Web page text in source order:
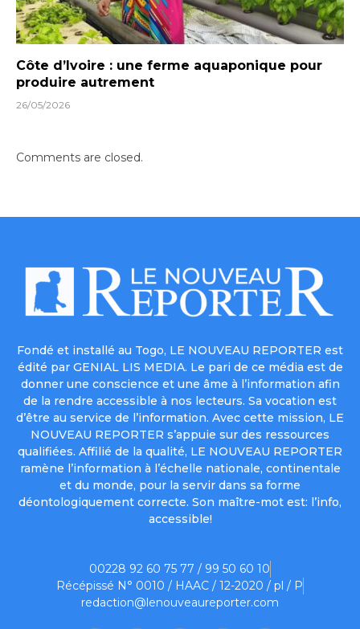
Côte d’Ivoire : une ferme aquaponique pour
produire autrement
26/05/2026
Comments are closed.
Fondé et installé au Togo, LE NOUVEAU REPORTER est
édité par GENIAL LIS MEDIA. Le pari de ce média est de
donner une conscience et une âme à l’information afin
de la rendre accessible à nos lecteurs. Sa vocation est
d’être au service de l’information. Avec cette mission, LE
NOUVEAU REPORTER s’appuie sur des ressources
qualifiées. Affilié de la qualité, LE NOUVEAU REPORTER
ramène l’information à l’échelle nationale, continentale
et du monde, pour la servir dans sa forme
déontologiquement correcte. Son maître-mot est: l’info,
accessible!
00228 92 60 75 77 / 99 50 60 10
Récépissé N° 0010 / HAAC / 12-2020 / pl / P
redaction@lenouveaureporter.com